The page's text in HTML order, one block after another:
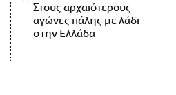
Στους αρχαιότερους
αγώνες πάλης με λάδι
στην Ελλάδα